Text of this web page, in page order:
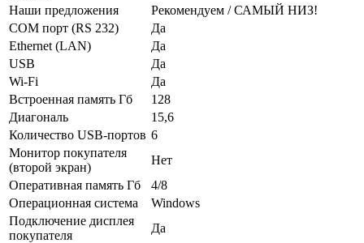
Наши предложения
Рекомендуем / САМЫЙ НИЗ!
COM порт (RS 232)
Да
Ethernet (LAN)
Да
USB
Да
Wi-Fi
Да
Встроенная память Гб
128
Диагональ
15,6
Количество USB-портов 6
Монитор покупателя
(второй экран)
Нет
Оперативная память Гб
4/8
Операционная система
Windows
Подключение дисплея
покупателя
Да